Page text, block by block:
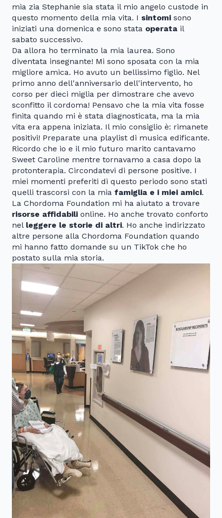
mia zia Stephanie sia stata il mio angelo custode in
questo momento della mia vita. I sintomi sono
iniziati una domenica e sono stata operata il
sabato successivo.
Da allora ho terminato la mia laurea. Sono
diventata insegnante! Mi sono sposata con la mia
migliore amica. Ho avuto un bellissimo figlio. Nel
primo anno dell'anniversario dell'intervento, ho
corso per dieci miglia per dimostrare che avevo
sconfitto il cordoma! Pensavo che la mia vita fosse
finita quando mi è stata diagnosticata, ma la mia
vita era appena iniziata. Il mio consiglio è: rimanete
positivi! Preparate una playlist di musica edificante.
Ricordo che io e il mio futuro marito cantavamo
Sweet Caroline mentre tornavamo a casa dopo la
protonterapia. Circondatevi di persone positive. I
miei momenti preferiti di questo periodo sono stati
quelli trascorsi con la mia famiglia e i miei amici.
La Chordoma Foundation mi ha aiutato a trovare
risorse affidabili online. Ho anche trovato conforto
nel leggere le storie di altri. Ho anche indirizzato
altre persone alla Chordoma Foundation quando
mi hanno fatto domande su un TikTok che ho
postato sulla mia storia.